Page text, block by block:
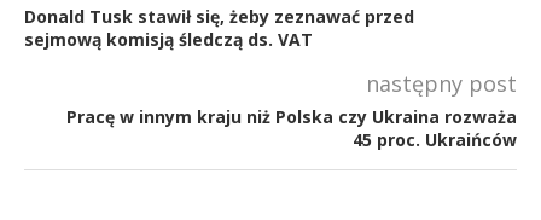
Donald Tusk stawił się, żeby zeznawać przed
sejmową komisją śledczą ds. VAT
następny post
Pracę w innym kraju niż Polska czy Ukraina rozważa
45 proc. Ukraińców